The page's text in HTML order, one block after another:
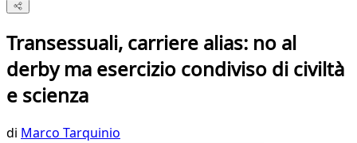
Transessuali, carriere alias: no al
derby ma esercizio condiviso di civiltà
e scienza
di Marco Tarquinio